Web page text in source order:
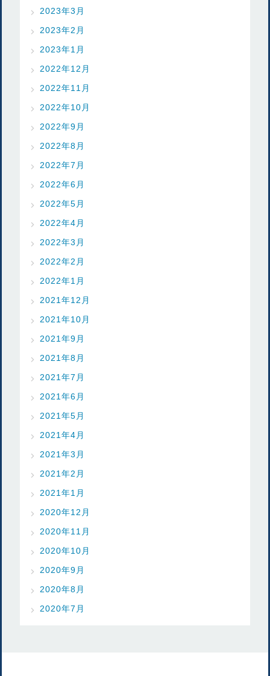
2023年3月
2023年2月
2023年1月
2022年12月
2022年11月
2022年10月
2022年9月
2022年8月
2022年7月
2022年6月
2022年5月
2022年4月
2022年3月
2022年2月
2022年1月
2021年12月
2021年10月
2021年9月
2021年8月
2021年7月
2021年6月
2021年5月
2021年4月
2021年3月
2021年2月
2021年1月
2020年12月
2020年11月
2020年10月
2020年9月
2020年8月
2020年7月